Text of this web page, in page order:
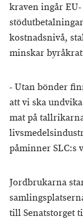
kraven ingår
kostnadsnivå,
minskar
- Utan bönder
att vi ska
mat på
påminner SLC:s
Jordbrukarna
till Senatstorget